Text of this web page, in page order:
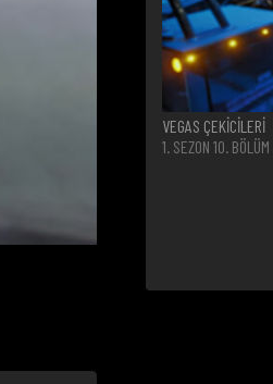
VEGAS ÇEKİCİLERİ
1. SEZON 10. BÖLÜM